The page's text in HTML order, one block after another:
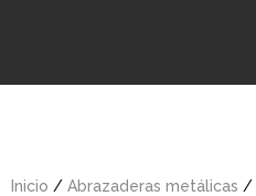
Inicio / Abrazaderas metálicas /